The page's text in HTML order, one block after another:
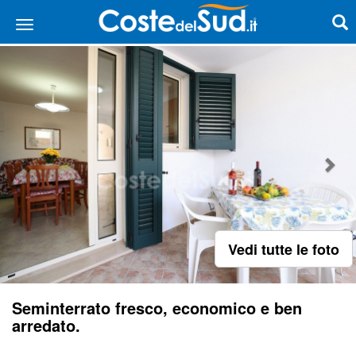
Vedi tutte le foto
Seminterrato fresco, economico e ben
arredato.